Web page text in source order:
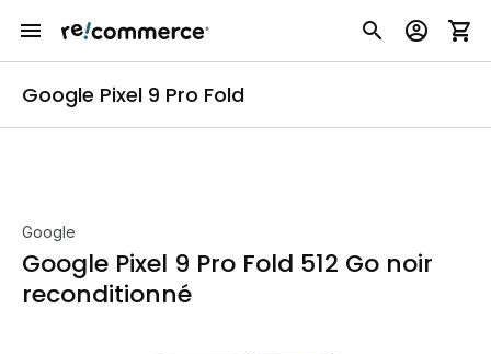
Google Pixel 9 Pro Fold
Google
Google Pixel 9 Pro Fold 512 Go noir
reconditionné